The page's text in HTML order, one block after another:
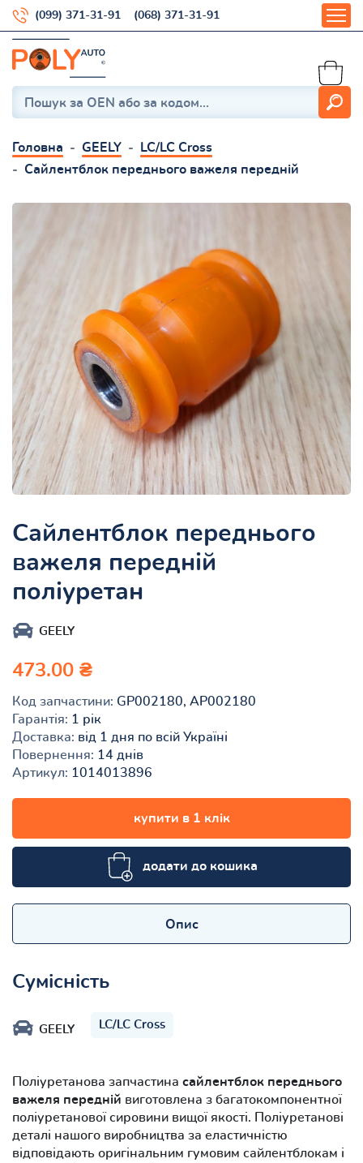
(099) 371-31-91 (068) 371-31-91
Головна GEELY
LC/LC Cross
Сайлентблок переднього важеля передній
Сайлентблок переднього
важеля передній
поліуретан
GEELY
473.00 ₴
Код запчастини: GP002180, AP002180
Гарантія: 1 рік
Доставка: від 1 дня по всій Україні
Повернення: 14 днів
Артикул: 1014013896
купити в 1 клік
додати до кошика
Опис
Сумісність
GEELY LC/LC Cross
Поліуретанова запчастина сайлентблок переднього
важеля передній виготовлена з багатокомпонентної
поліуретанової сировини вищої якості. Поліуретанові
деталі нашого виробництва за еластичністю
відповідають оригінальним гумовим сайлентблокам і